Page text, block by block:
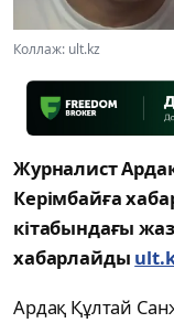
Коллаж: ult.kz
Журналист
Керімбайға
кітабындағы
хабарлайды
Ардақ Құлтай